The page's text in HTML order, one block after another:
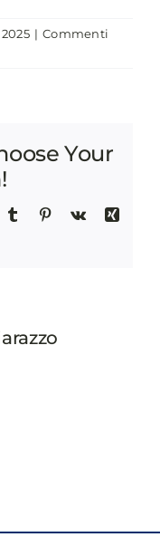
| Commenti
Your
Tumblr Pinterest
Vk Xing